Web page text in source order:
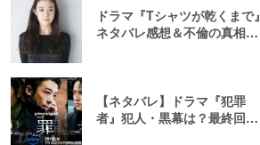
ドラマ『Tシャツが乾くまで』
ネタバレ感想＆不倫の真相や
【ネタバレ】ドラマ『犯罪
者』犯人・黒幕は？最終回ラ